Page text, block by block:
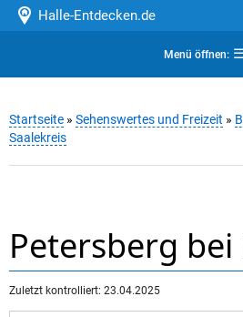
Halle-Entdecken.de
Menü öffnen:
Startseite » Sehenswertes und Freizeit »
Saalekreis
Petersberg bei
Zuletzt kontrolliert: 23.04.2025